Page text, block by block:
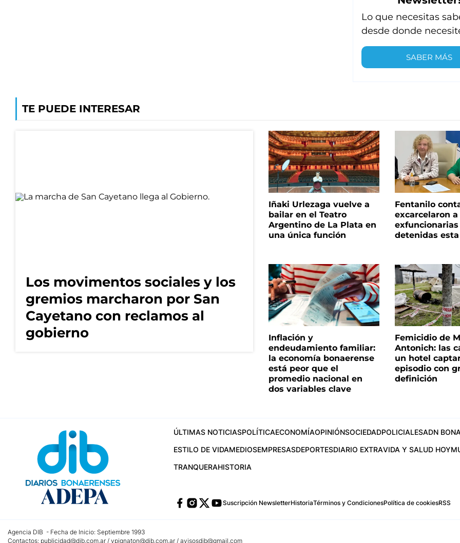
Lo que necesitas
desde donde
SABER MÁS
TE PUEDE INTERESAR
Los movimentos sociales y los
gremios marcharon por San
Cayetano con reclamos al
gobierno
Iñaki Urlezaga vuelve a
bailar en el Teatro
Argentino de La Plata en
una única función
Fentanilo
excarcelaron a
exfuncionarias
detenidas
Inflación y
endeudamiento familiar:
la economía bonaerense
está peor que el
promedio nacional en
dos variables clave
Femicidio de
Antonich: las
un hotel
episodio con
definición
ÚLTIMAS NOTICIASPOLÍTICAECONOMÍAOPINIÓNSOCIEDADPOLICIALESADN
ESTILO DE VIDAMEDIOSEMPRESASDEPORTESDIARIO EXTRAVIDA Y SALUD HOY
TRANQUERAHISTORIA
Suscripción NewsletterHistoriaTérminos y CondicionesPolítica de cookiesRSS
Agencia DIB - Fecha de Inicio: Septiembre 1993
Contactos: publicidad@dib.com.ar / vpignaton@dib.com.ar / avisosdib@gmail.com